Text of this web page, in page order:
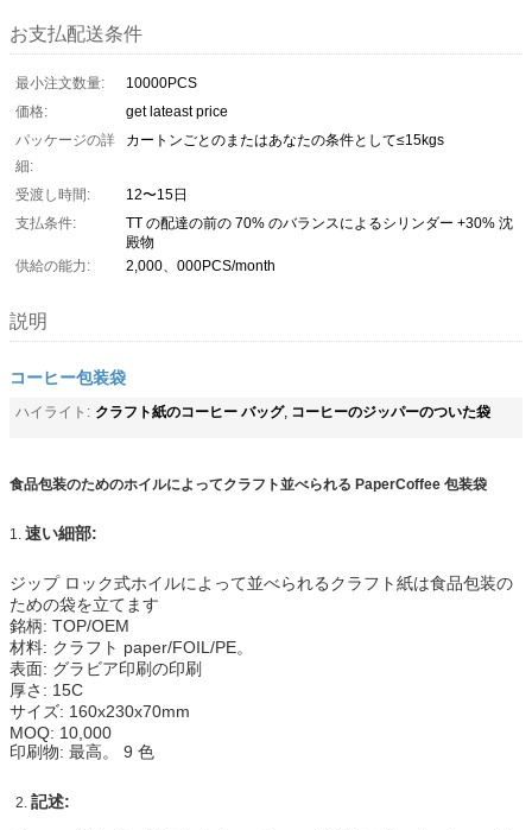
お支払配送条件
最小注文数量:
10000PCS
価格:
get lateast price
パッケージの詳
細:
カートンごとのまたはあなたの条件として≤15kgs
受渡し時間:
12〜15日
支払条件:
TT の配達の前の 70% のバランスによるシリンダー +30% 沈
殿物
供給の能力:
2,000、000PCS/month
説明
コーヒー包装袋
ハイライト: クラフト紙のコーヒー バッグ, コーヒーのジッパーのついた袋
食品包装のためのホイルによってクラフト並べられる PaperCoffee 包装袋
1. 速い細部:
ジップ ロック式ホイルによって並べられるクラフト紙は食品包装の
ための袋を立てます
銘柄: TOP/OEM
材料: クラフト paper/FOIL/PE。
表面: グラビア印刷の印刷
厚さ: 15C
サイズ: 160x230x70mm
MOQ: 10,000
印刷物: 最高。 9 色
2. 記述: